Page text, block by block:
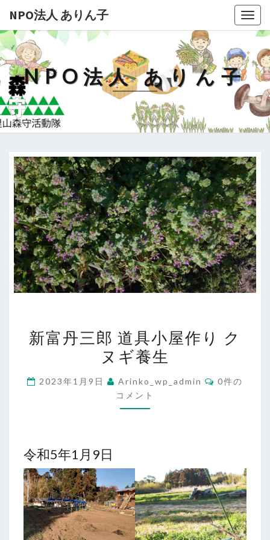
NPO法人 ありん子
NPO法人 ありん子
富
丹
道
作
り
ク
ヌ
ギ
新富丹三郎 道具小屋作り ク
ヌギ養生
2023年1月9日 Arinko_wp_admin
コ
メ
0件の
コメント
令和5年1月9日